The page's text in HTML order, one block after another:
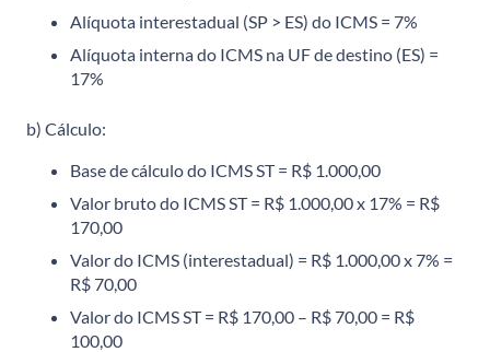
Alíquota interestadual (SP > ES) do ICMS = 7%
Alíquota interna do ICMS na UF de destino (ES) =
17%
b) Cálculo:
Base de cálculo do ICMS ST = R$ 1.000,00
Valor bruto do ICMS ST = R$ 1.000,00 x 17% = R$
170,00
Valor do ICMS (interestadual) = R$ 1.000,00 x 7% =
R$ 70,00
Valor do ICMS ST = R$ 170,00 – R$ 70,00 = R$
100,00